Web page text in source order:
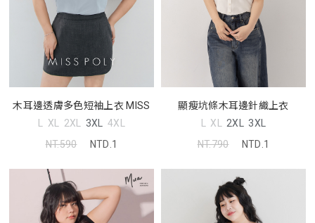
木耳邊透膚多色短袖上衣 MISS
L XL 2XL 3XL 4XL
NT.590
NTD.1
顯瘦坑條木耳邊針織上衣
L XL 2XL 3XL
NT.790
NTD.1